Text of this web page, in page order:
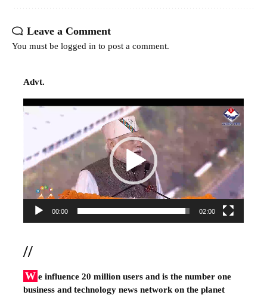
Leave a Comment
You must be logged in to post a comment.
Advt.
Video
00:00 02:00
//
W e influence 20 million users and is the number one
business and technology news network on the planet